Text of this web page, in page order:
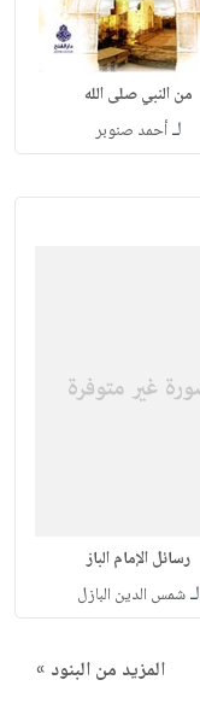
من النبي صلى الله
لـأحمد صنوبر
رسائل الإمام الباز
لـشمس الدين البازل
المزيد من البنود »